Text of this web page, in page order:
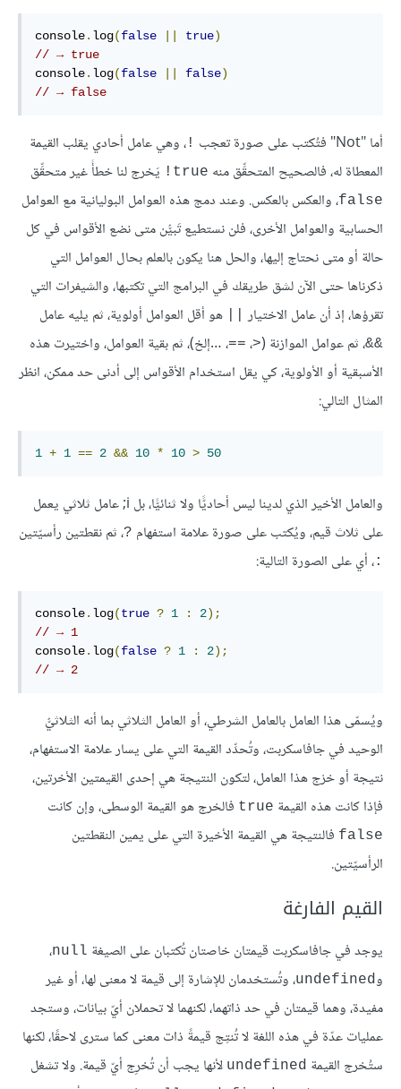
console. log(false true)
// → true
console. log(false false)
// → false
أما "Not" فتُكتب على صورة تعجب ! ، وهي عامل أحادي يقلب القيمة
المعطاة له، فالصحيح المتحقِّق منه true! يَخرج لنا خطأً غير متحقِّق
false، والعكس بالعكس. وعند دمج هذه العوامل البوليانية مع العوامل
الحسابية والعوامل الأخرى، فلن نستطيع تَبيُّن متى نضع الأقواس في كل
حالة أو متى نحتاج إليها، والحل هنا يكون بالعلم بحال العوامل التي
ذكرناها حتى الآن لشق طريقك في البرامج التي تكتبها، والشيفرات التي
تقرؤها، إذ أن عامل الاختيار
هو أقل العوامل أولوية، ثم يليه عامل
&&، ثم عوامل الموازنة (<، ==، …إلخ)، ثم بقية العوامل، واختيرت هذه
الأسبقية أو الأولوية، كي يقل استخدام الأقواس إلى أدنى حد ممكن، انظر
المثال التالي:
1 + 1 == 2 && 10 * 10 > 50
والعامل الأخير الذي لدينا ليس أحاديًّا ولا ثنائيًّا، بل i; عامل ثلاثي يعمل
على ثلاث قيم، ويُكتب على صورة علامة استفهام ?، ثم نقطتين رأسيّتين
:، أي على الصورة التالية:
console. log(true ? 1 : 2);
// → 1
console. log(false ? 1 : 2);
// → 2
ويُسمّى هذا العامل بالعامل الشرطي، أو العامل الثلاثي بما أنه الثلاثيُّ
الوحيد في جافاسكربت، وتُحدِّد القيمة التي على يسار علامة الاستفهام،
نتيجة أو خرْج هذا العامل، لتكون النتيجة هي إحدى القيمتين الأخرتين،
فإذا كانت هذه القيمة true فالخرج هو القيمة الوسطى، وإن كانت
false فالنتيجة هي القيمة الأخيرة التي على يمين النقطتين
الرأسيّتين.
القيم الفارغة
يوجد في جافاسكربت قيمتان خاصتان تُكتبان على الصيغة null،
وundefined، وتُستخدمان للإشارة إلى قيمة لا معنى لها، أو غير
مفيدة، وهما قيمتان في حد ذاتهما، لكنهما لا تحملان أيّ بيانات، وستجد
عمليات عدّة في هذه اللغة لا تُنتِج قيمةً ذات معنى كما سترى لاحقًا، لكنها
ستُخرج القيمة undefined لأنها يجب أن تُخرِج أيّ قيمة. ولا تشغل